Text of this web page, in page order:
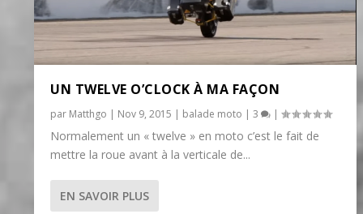
UN TWELVE O’CLOCK À MA FAÇON
par Matthgo | Nov 9, 2015 | balade moto |3 |
Normalement un « twelve » en moto c’est le fait de
mettre la roue avant à la verticale de...
EN SAVOIR PLUS